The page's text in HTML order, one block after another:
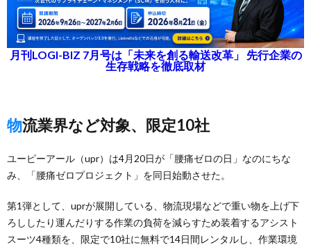
月刊LOGI-BIZ 7月号は「未来を創る輸送改革」 先行企業の
生存戦略を徹底取材
物流業界など対象、限定10社
ユーピーアール（upr）は4月20日が「腰痛ゼロの日」なのにちな
み、「腰痛ゼロプロジェクト」を同日始動させた。
第1弾として、uprが展開している、物流現場などで重い物を上げ下
ろししたり運んだりする作業の負荷を減らすため装着するアシスト
スーツ4種類を、限定で10社に無料で14日間レンタルし、作業環境